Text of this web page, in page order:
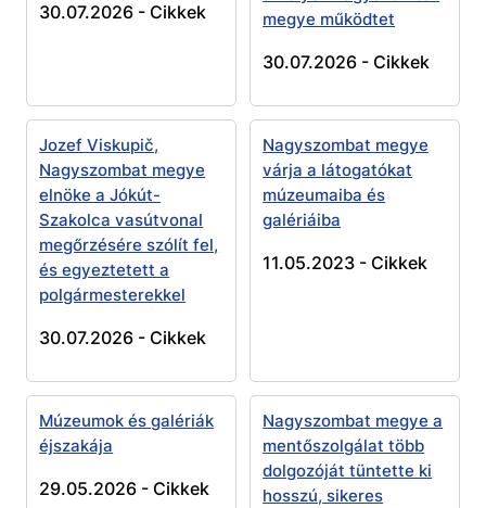
30.07.2026 - Cikkek
megye működtet
30.07.2026 - Cikkek
Jozef Viskupič,
Nagyszombat megye
elnöke a Jókút-
Szakolca vasútvonal
megőrzésére szólít fel,
és egyeztetett a
polgármesterekkel
30.07.2026 - Cikkek
Nagyszombat megye
várja a látogatókat
múzeumaiba és
galériáiba
11.05.2023 - Cikkek
Múzeumok és galériák
éjszakája
29.05.2026 - Cikkek
Nagyszombat megye a
mentőszolgálat több
dolgozóját tüntette ki
hosszú, sikeres